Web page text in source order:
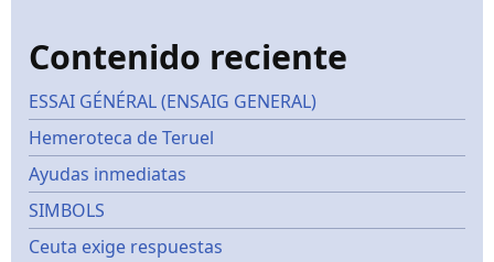
Contenido reciente
ESSAI GÉNÉRAL (ENSAIG GENERAL)
Hemeroteca de Teruel
Ayudas inmediatas
SIMBOLS
Ceuta exige respuestas